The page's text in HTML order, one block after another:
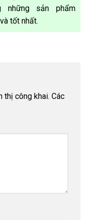
những sản phẩm
tốt nhất.
thị công khai. Các